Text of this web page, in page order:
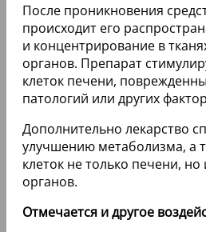
После проникновения
происходит его
и концентрирование в
органов. Препарат
клеток печени,
патологий или других
Дополнительно лекарство
улучшению метаболизма, а
клеток не только печени, но
органов.
Отмечается и другое